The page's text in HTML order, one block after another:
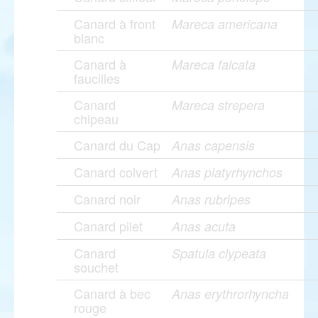
Canard à front
blanc
Mareca americana
Canard à
faucilles
Mareca falcata
Canard
chipeau
Mareca strepera
Canard du Cap Anas capensis
Canard colvert Anas platyrhynchos
Canard noir Anas rubripes
Canard pilet Anas acuta
Canard
souchet
Spatula clypeata
Canard à bec
rouge
Anas erythrorhyncha